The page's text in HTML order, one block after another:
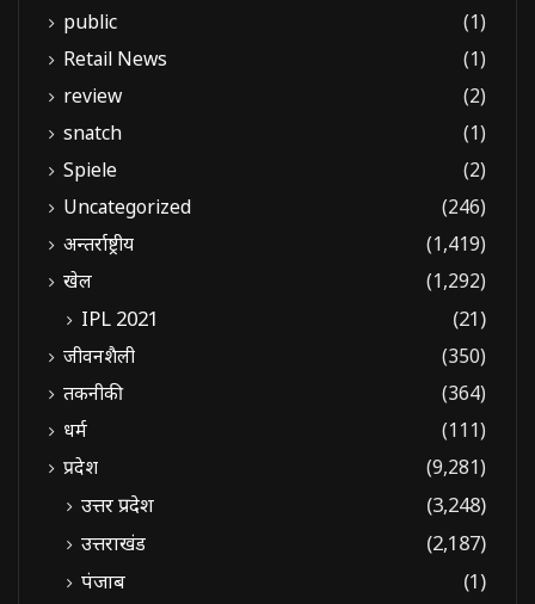
public
(1)
Retail News
(1)
review
(2)
snatch
(1)
Spiele
(2)
Uncategorized
(246)
अन्तर्राष्ट्रीय
(1,419)
खेल
(1,292)
IPL 2021 (21)
जीवनशैली
(350)
तकनीकी
(364)
धर्म
(111)
प्रदेश
(9,281)
उत्तर प्रदेश
(3,248)
उत्तराखंड
(2,187)
पंजाब
(1)